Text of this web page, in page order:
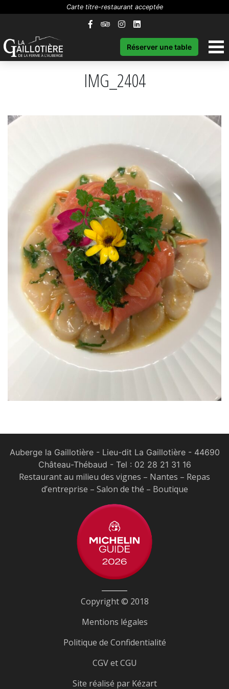
Carte titre-restaurant acceptée
Réserver une table
IMG_2404
Auberge la Gaillotière - Lieu-dit La Gaillotière - 44690
Château-Thébaud - Tel : 02 28 21 31 16
Restaurant au milieu des vignes – Nantes – Repas
d’entreprise – Salon de thé – Boutique
Copyright © 2018
Mentions légales
Politique de Confidentialité
CGV et CGU
Site réalisé par Kézart